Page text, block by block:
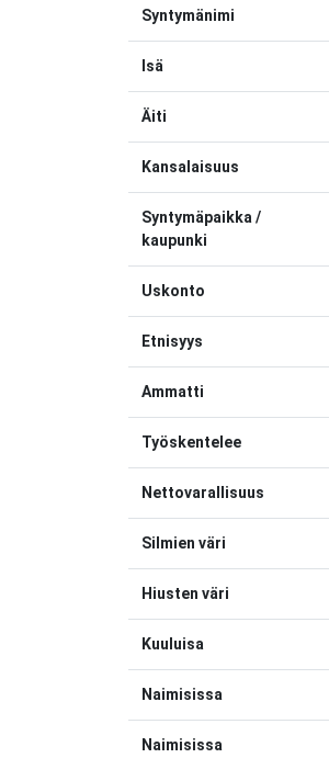
Syntymänimi
Isä
Äiti
Kansalaisuus
Syntymäpaikka /
kaupunki
Uskonto
Etnisyys
Ammatti
Työskentelee
Nettovarallisuus
Silmien väri
Hiusten väri
Kuuluisa
Naimisissa
Naimisissa